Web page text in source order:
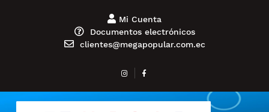
Mi Cuenta
Documentos electrónicos
clientes@megapopular.com.ec